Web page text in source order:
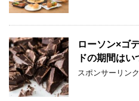
ローソン×ゴ
ドの期間は
スポンサーリン